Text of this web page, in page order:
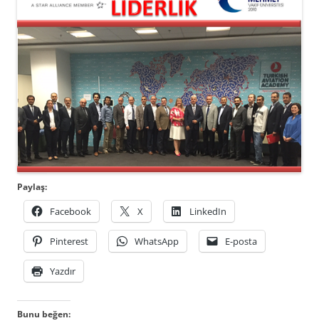
Paylaş:
Facebook X LinkedIn
Pinterest WhatsApp E-posta
Yazdır
Bunu beğen: